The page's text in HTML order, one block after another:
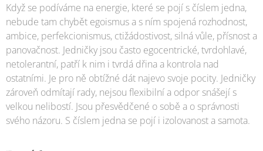
Když se podíváme na energie, které se pojí s číslem jedna,
nebude tam chybět egoismus a s ním spojená rozhodnost,
ambice, perfekcionismus, ctižádostivost, silná vůle, přísnost a
panovačnost. Jedničky jsou často egocentrické, tvrdohlavé,
netolerantní, patří k nim i tvrdá dřina a kontrola nad
ostatními. Je pro ně obtížné dát najevo svoje pocity. Jedničky
zároveň odmítají rady, nejsou flexibilní a odpor snášejí s
velkou nelibostí. Jsou přesvědčené o sobě a o správnosti
svého názoru. S číslem jedna se pojí i izolovanost a samota.